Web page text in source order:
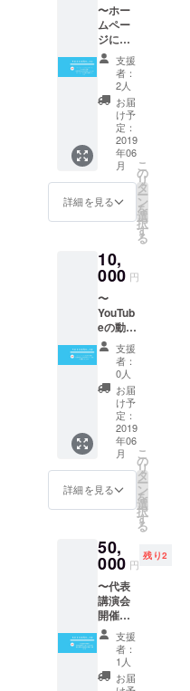
〜ホー
ムペー
ジにス
ポン
サーと
してお
名前の
記載〜
月間PV
約1.5万
の当会
サイト
にスポ
ンサー
として
お名前
いたし
ます。
法人様
も歓迎
です。
※支援
時、必
ず備考
欄にご
希望の
お名前
をご記
入くだ
さい。
記入の
ない場
合は
ザー名
を掲載
いたし
ます。
ご了承
くださ
い。
支援
者：
2人
お届
け予
定：
2019
年06
月
詳細を見る
こ
の
リ
タ
ー
ン
を
選
択
す
る
10,
000 円
〜
YouTub
eの動画
にスポ
ンサー
名の掲
載〜 研
修報告
会の様
子を納
めた動
画にス
ポン
サーと
して冒
頭にお
掲載し
ます ※
支援
時、必
ず備考
欄にご
希望の
お名前
をご記
入くだ
支援
者：
0人
お届
け予
定：
2019
年06
月
詳細を見る
こ
の
リ
タ
ー
ン
を
選
択
す
る
50,
000 円
残り2
〜代表
講演会
開催
権〜 不
登校指
導歴３
０年以
上の当
支援
者：
1人
お届